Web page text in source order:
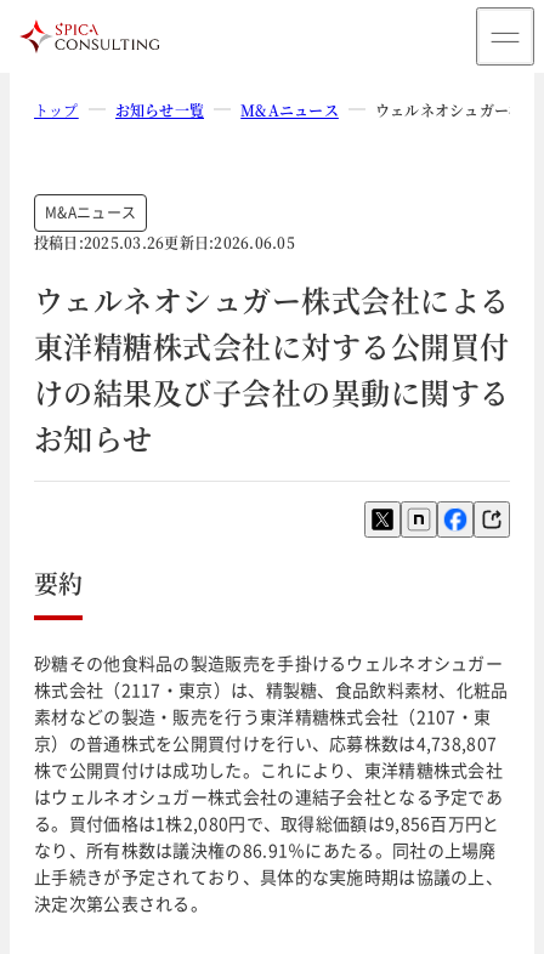
トップ お知らせ一覧 M&Aニュース ウェルネオシュガー株
M&Aニュース
投稿日:2025.03.26更新日:2026.06.05
ウェルネオシュガー株式会社による
東洋精糖株式会社に対する公開買付
けの結果及び子会社の異動に関する
お知らせ
要約
砂糖その他食料品の製造販売を手掛けるウェルネオシュガー
株式会社（2117・東京）は、精製糖、食品飲料素材、化粧品
素材などの製造・販売を行う東洋精糖株式会社（2107・東
京）の普通株式を公開買付けを行い、応募株数は4,738,807
株で公開買付けは成功した。これにより、東洋精糖株式会社
はウェルネオシュガー株式会社の連結子会社となる予定であ
る。買付価格は1株2,080円で、取得総価額は9,856百万円と
なり、所有株数は議決権の86.91％にあたる。同社の上場廃
止手続きが予定されており、具体的な実施時期は協議の上、
決定次第公表される。